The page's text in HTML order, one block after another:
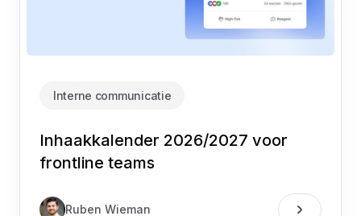
Interne communicatie
Inhaakkalender 2026/2027 voor
frontline teams
Ruben Wieman